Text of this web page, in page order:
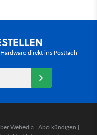
direkt ins Postfach
Webedia | Abo kündigen |